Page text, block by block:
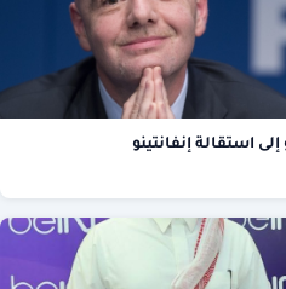
استقالة إنفانتينو